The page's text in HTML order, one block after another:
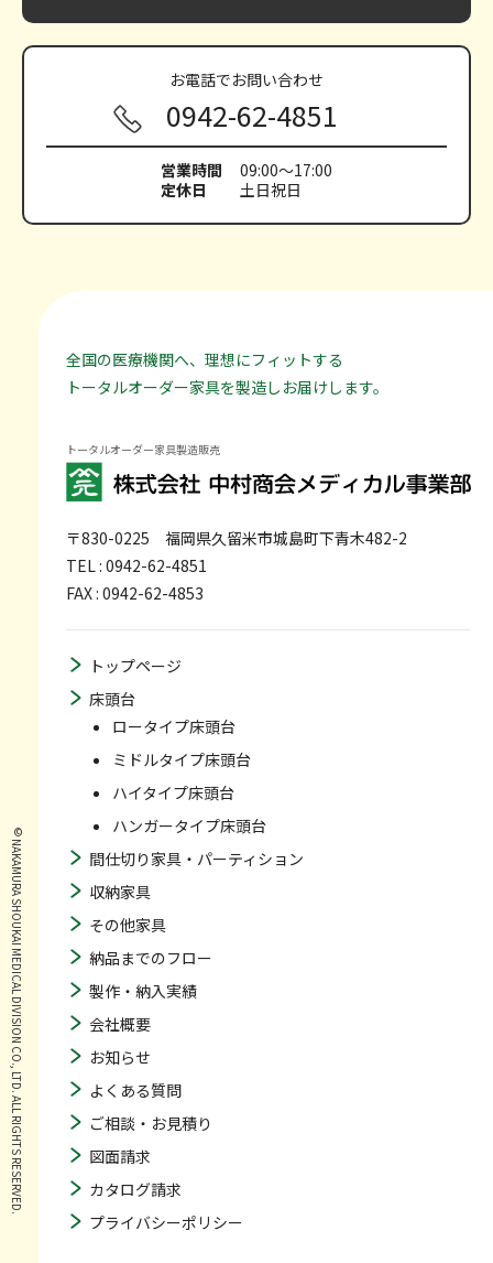
お電話でお問い合わせ
0942-62-4851
営業時間
09:00～17:00
定休日
土日祝日
全国の医療機関へ、理想にフィットする
トータルオーダー家具を製造しお届けします。
トータルオーダー家具製造販売
〒830-0225 福岡県久留米市城島町下青木482-2
TEL : 0942-62-4851
FAX : 0942-62-4853
トップページ
床頭台
ロータイプ床頭台
ミドルタイプ床頭台
ハイタイプ床頭台
ハンガータイプ床頭台
間仕切り家具・パーティション
収納家具
その他家具
納品までのフロー
製作・納入実績
会社概要
お知らせ
よくある質問
ご相談・お見積り
図面請求
カタログ請求
プライバシーポリシー
© NAKAMURA SHOUKAI MEDICAL DIVISION CO., LTD. ALL RIGHTS RESERVED.